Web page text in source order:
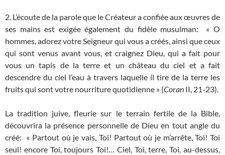
2. L’écoute de la parole que le Créateur a confiée aux œuvres de
ses mains est exigée également du fidèle musulman: « O
hommes, adorez votre Seigneur qui vous a créés, ainsi que ceux
qui sont venus avant vous, et craignez Dieu, qui a fait pour
vous un tapis de la terre et un château du ciel et a fait
descendre du ciel l’eau à travers laquelle il tire de la terre les
fruits qui sont votre nourriture quotidienne » (Coran II, 21-23).
La tradition juive, fleurie sur le terrain fertile de la Bible,
découvrira la présence personnelle de Dieu en tout angle du
créé: « Partout où je vais, Toi! Partout où je m’arrête, Toi! Toi
seul! encore Toi, toujours Toi!… Ciel, Toi, terre, Toi, au-dessus,